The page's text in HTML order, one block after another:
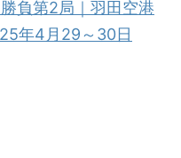
負第2局｜羽田空港
年4月29～30日